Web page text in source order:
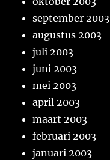
september 2003
augustus 2003
juli 2003
juni 2003
mei 2003
april 2003
maart 2003
februari 2003
januari 2003